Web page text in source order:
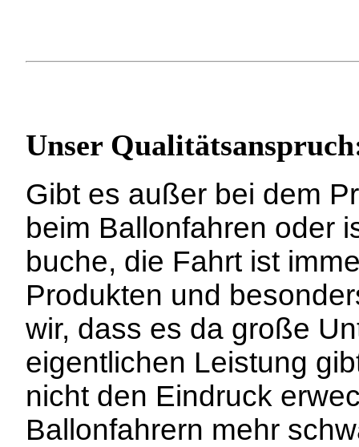
Unser
Gibt es außer bei dem
beim Ballonfahren oder
buche, die Fahrt ist
Produkten und
wir, dass es da große
eigentlichen Leistung
nicht den Eindruck
Ballonfahrern mehr